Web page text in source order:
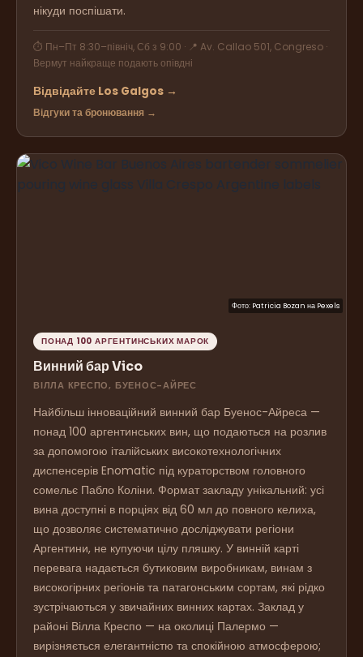
нікуди поспішати.
⏱ Пн–Пт 8:30–північ, Сб з 9:00 · 📍 Av. Callao 501, Congreso ·
Вермут найкраще подають опівдні
Відвідайте Los Galgos →
Відгуки та бронювання →
Фото: Patricia Bozan на Pexels
ПОНАД 100 АРГЕНТИНСЬКИХ МАРОК
Винний бар Vico
ВІЛЛА КРЕСПО, БУЕНОС-АЙРЕС
Найбільш інноваційний винний бар Буенос-Айреса —
понад 100 аргентинських вин, що подаються на розлив
за допомогою італійських високотехнологічних
диспенсерів Enomatic під кураторством головного
сомельє Пабло Коліни. Формат закладу унікальний: усі
вина доступні в порціях від 60 мл до повного келиха,
що дозволяє систематично досліджувати регіони
Аргентини, не купуючи цілу пляшку. У винній карті
перевага надається бутиковим виробникам, винам з
високогірних регіонів та патагонським сортам, які рідко
зустрічаються у звичайних винних картах. Заклад у
районі Вілла Креспо — на околиці Палермо —
вирізняється елегантністю та спокійною атмосферою;